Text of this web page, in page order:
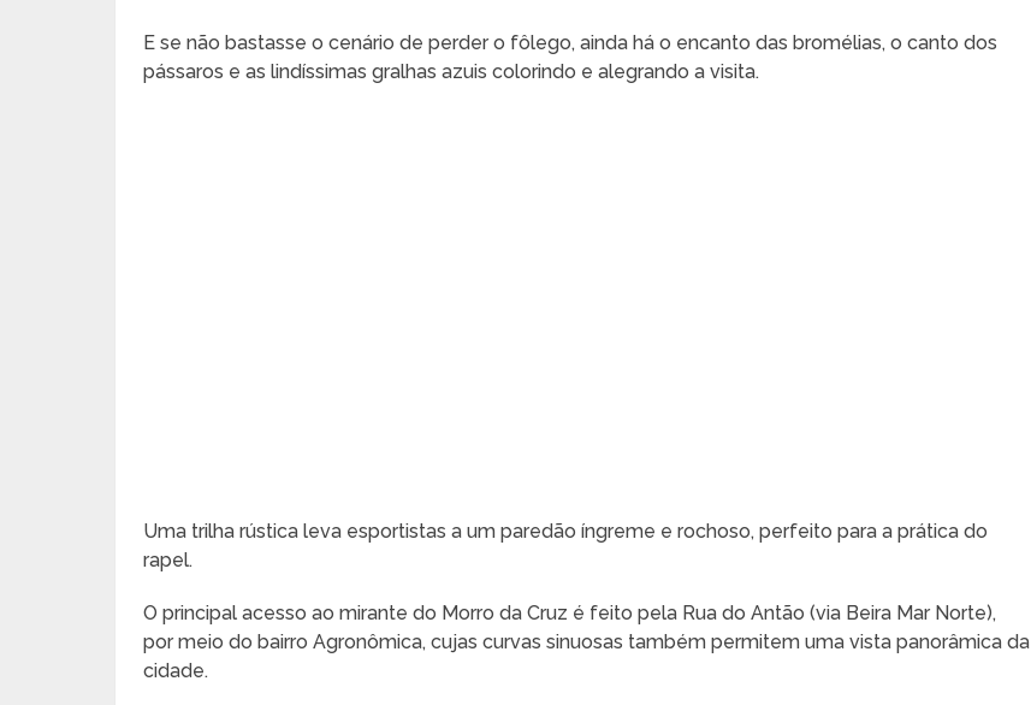
E se não bastasse o cenário de perder o fôlego, ainda há o encanto das bromélias, o canto dos
pássaros e as lindíssimas gralhas azuis colorindo e alegrando a visita.
Uma trilha rústica leva esportistas a um paredão íngreme e rochoso, perfeito para a prática do
rapel.
O principal acesso ao mirante do Morro da Cruz é feito pela Rua do Antão (via Beira Mar Norte),
por meio do bairro Agronômica, cujas curvas sinuosas também permitem uma vista panorâmica da
cidade.